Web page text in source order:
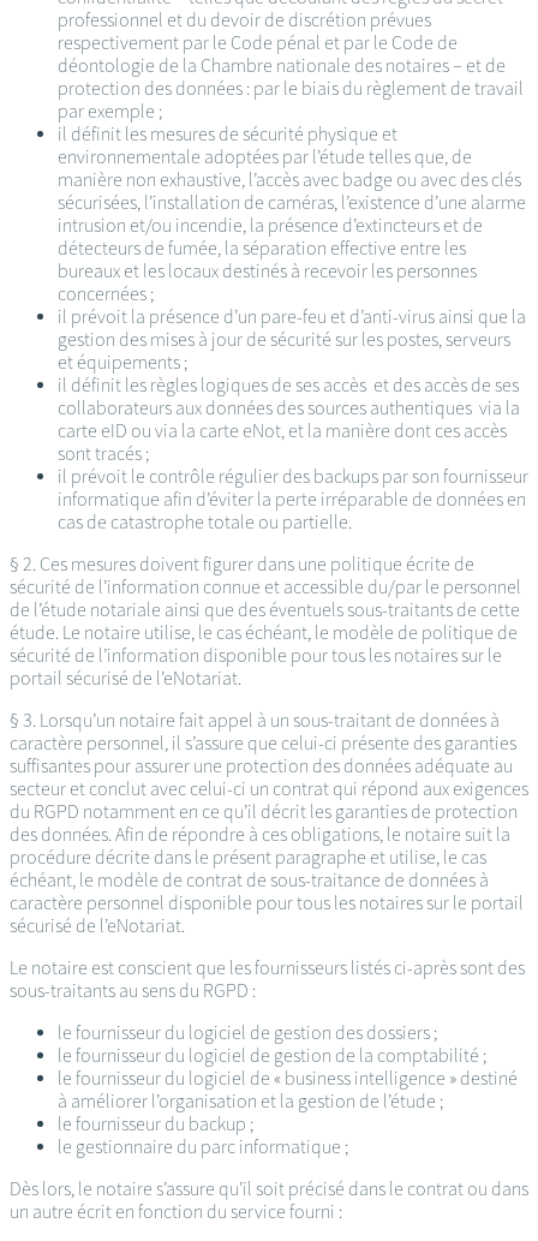
professionnel et du devoir de discrétion prévues
respectivement par le Code pénal et par le Code de
déontologie de la Chambre nationale des notaires – et de
protection des données : par le biais du règlement de travail
par exemple ;
il définit les mesures de sécurité physique et
environnementale adoptées par l’étude telles que, de
manière non exhaustive, l’accès avec badge ou avec des clés
sécurisées, l’installation de caméras, l’existence d’une alarme
intrusion et/ou incendie, la présence d’extincteurs et de
détecteurs de fumée, la séparation effective entre les
bureaux et les locaux destinés à recevoir les personnes
concernées ;
il prévoit la présence d’un pare-feu et d’anti-virus ainsi que la
gestion des mises à jour de sécurité sur les postes, serveurs
et équipements ;
il définit les règles logiques de ses accès et des accès de ses
collaborateurs aux données des sources authentiques via la
carte eID ou via la carte eNot, et la manière dont ces accès
sont tracés ;
il prévoit le contrôle régulier des backups par son fournisseur
informatique afin d’éviter la perte irréparable de données en
cas de catastrophe totale ou partielle.
§ 2. Ces mesures doivent figurer dans une politique écrite de
sécurité de l’information connue et accessible du/par le personnel
de l’étude notariale ainsi que des éventuels sous-traitants de cette
étude. Le notaire utilise, le cas échéant, le modèle de politique de
sécurité de l’information disponible pour tous les notaires sur le
portail sécurisé de l’eNotariat.
§ 3. Lorsqu’un notaire fait appel à un sous-traitant de données à
caractère personnel, il s’assure que celui-ci présente des garanties
suffisantes pour assurer une protection des données adéquate au
secteur et conclut avec celui-ci un contrat qui répond aux exigences
du RGPD notamment en ce qu’il décrit les garanties de protection
des données. Afin de répondre à ces obligations, le notaire suit la
procédure décrite dans le présent paragraphe et utilise, le cas
échéant, le modèle de contrat de sous-traitance de données à
caractère personnel disponible pour tous les notaires sur le portail
sécurisé de l’eNotariat.
Le notaire est conscient que les fournisseurs listés ci-après sont des
sous-traitants au sens du RGPD :
le fournisseur du logiciel de gestion des dossiers ;
le fournisseur du logiciel de gestion de la comptabilité ;
le fournisseur du logiciel de « business intelligence » destiné
à améliorer l’organisation et la gestion de l’étude ;
le fournisseur du backup ;
le gestionnaire du parc informatique ;
Dès lors, le notaire s’assure qu’il soit précisé dans le contrat ou dans
un autre écrit en fonction du service fourni :